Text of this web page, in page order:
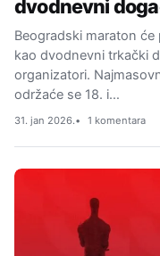
dvodnevni
Beogradski maraton
kao dvodnevni trkački
organizatori.
održaće se 18. i…
31. jan 2026. 1 komentara